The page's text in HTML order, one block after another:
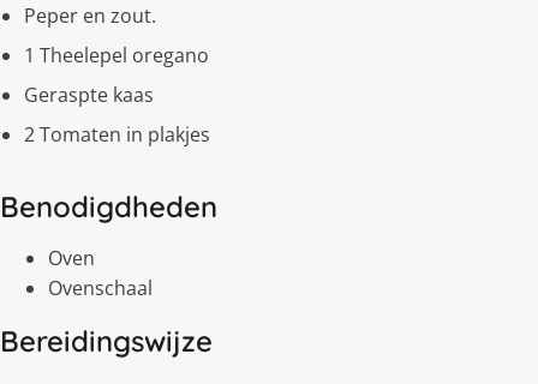
Peper en zout.
1 Theelepel oregano
Geraspte kaas
2 Tomaten in plakjes
Benodigdheden
Oven
Ovenschaal
Bereidingswijze